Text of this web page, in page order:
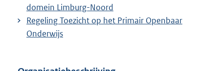
domein Limburg-Noord
Regeling Toezicht op het Primair Openbaar
Onderwijs